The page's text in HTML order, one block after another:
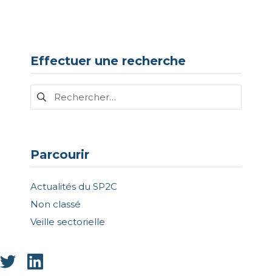
Effectuer une recherche
Rechercher :
Parcourir
Actualités du SP2C
Non classé
Veille sectorielle